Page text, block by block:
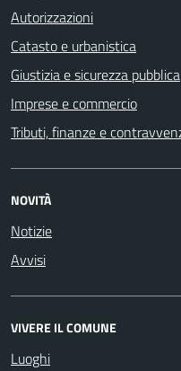
Autorizzazioni
Catasto e urbanistica
Giustizia e sicurezza pubblica
Imprese e commercio
Tributi, finanze e
NOVITÀ
Notizie
Avvisi
VIVERE IL COMUNE
Luoghi